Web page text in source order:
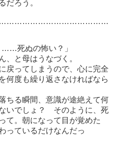
だろう。
死ぬの怖い？」
と母はうなづく。
戻ってしまうので、心に完全
何度も繰り返さなければなら
ちる瞬間、意識が途絶えて何
いでしょ？ そのように、死
て。朝になって目が覚めた
っているだけなんだっ